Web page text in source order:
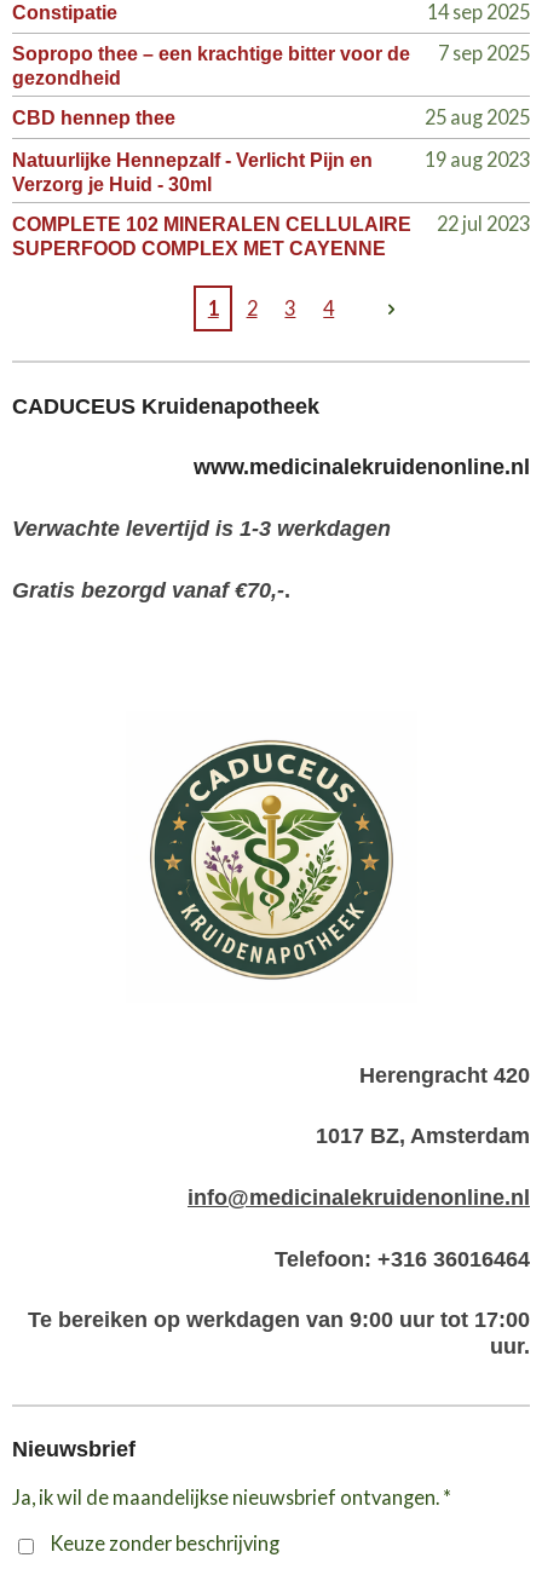
Constipatie 14 sep 2025
Sopropo thee – een krachtige bitter voor de
gezondheid
7 sep 2025
CBD hennep thee 25 aug 2025
Natuurlijke Hennepzalf - Verlicht Pijn en
Verzorg je Huid - 30ml
19 aug 2023
COMPLETE 102 MINERALEN CELLULAIRE
SUPERFOOD COMPLEX MET CAYENNE
22 jul 2023
1 2 3 4
CADUCEUS Kruidenapotheek
www.medicinalekruidenonline.nl
Verwachte levertijd is 1-3 werkdagen
Gratis bezorgd vanaf €70,-.
Herengracht 420
1017 BZ, Amsterdam
info@medicinalekruidenonline.nl
Telefoon: +316 36016464
Te bereiken op werkdagen van 9:00 uur tot 17:00
uur.
Nieuwsbrief
Ja, ik wil de maandelijkse nieuwsbrief ontvangen. *
Keuze zonder beschrijving